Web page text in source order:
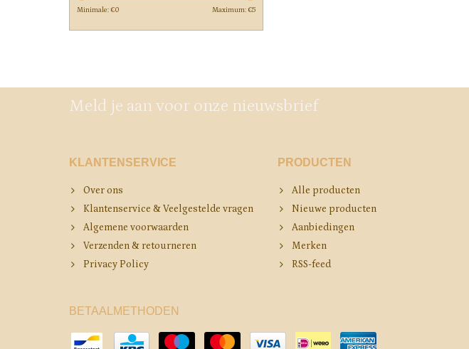
Minimale: €0 Maximum: €5
Meld je aan voor onze nieuwsbrief
KLANTENSERVICE
Over ons
Klantenservice & Veelgestelde vragen
Algemene voorwaarden
Verzenden & retourneren
Privacy Policy
PRODUCTEN
Alle producten
Nieuwe producten
Aanbiedingen
Merken
RSS-feed
BETAALMETHODEN